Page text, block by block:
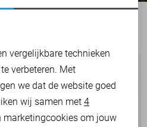
vergelijkbare technieken
verbeteren. Met
we dat de website goed
wij samen met 4
marketingcookies om jouw